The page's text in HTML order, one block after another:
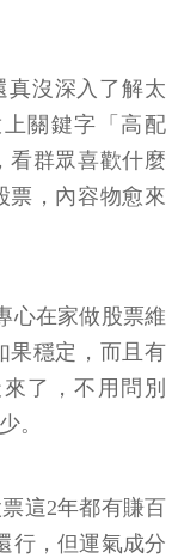
真沒深入了解太
關鍵字「高配
看群眾喜歡什麼
票，內容物愈來
心在家做股票維
果穩定，而且有
了，不用問別
。
這2年都有賺百
行，但運氣成分